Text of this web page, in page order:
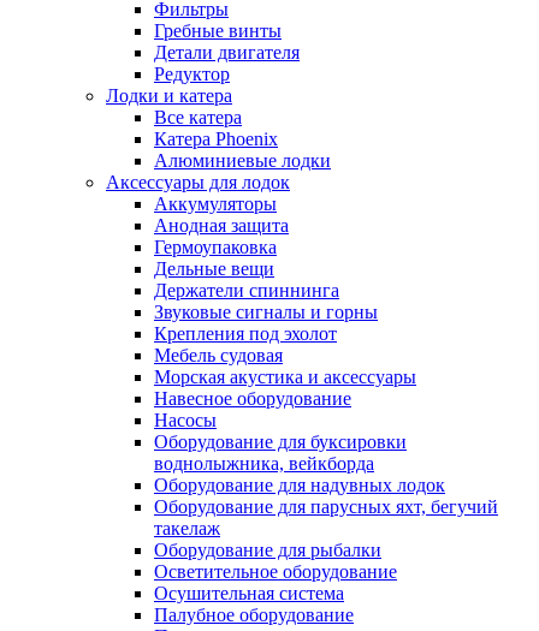
Фильтры
Гребные винты
Детали двигателя
Редуктор
Лодки и катера
Все катера
Катера Phoenix
Алюминиевые лодки
Аксессуары для лодок
Аккумуляторы
Анодная защита
Гермоупаковка
Дельные вещи
Держатели спиннинга
Звуковые сигналы и горны
Крепления под эхолот
Мебель судовая
Морская акустика и аксессуары
Навесное оборудование
Насосы
Оборудование для буксировки
воднолыжника, вейкборда
Оборудование для надувных лодок
Оборудование для парусных яхт, бегучий
такелаж
Оборудование для рыбалки
Осветительное оборудование
Осушительная система
Палубное оборудование